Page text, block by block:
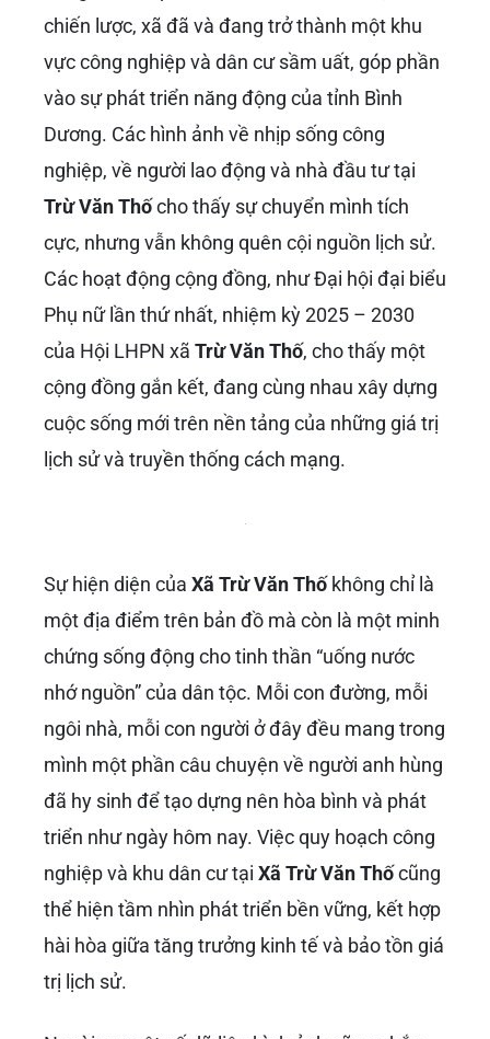
máu xương để giành lấy độc lập, tự do.
Hằng năm, vào ngày 18 tháng 10, kỷ niệm
ngày ông hy sinh, chính quyền và nhân dân địa
phương, đặc biệt là huyện Bàu Bàng, tỉnh Bình
Dương, nơi diễn ra trận đánh lịch sử, đều tổ
chức lễ tưởng niệm trang trọng. Vào năm
2024, huyện Bàu Bàng đã tổ chức lễ tưởng
niệm 61 năm ngày
Thố
hy sinh. Đến năm 2026, chúng ta sẽ kỷ
niệm 63 năm ngày mất của ông, tiếp tục nhắc
nhở các thế hệ về công lao trời biển và tấm
gương sáng ngời của người anh hùng.
Anh Hùng Vĩnh Cửu
Để ghi nhớ công lao to lớn củaAnh hùng Trừ
Văn Thố, một địa danh hành chính đã được
đặt theo tên ông. Đó chính làXã Trừ Văn Thố
thuộc huyện Bàu Bàng, tỉnh Bình Dương. Việc
đặt tên một xã theo tên anh hùng không chỉ là
sự tri ân sâu sắc mà còn là cách để tên tuổi,
tấm gương của ông được sống mãi cùng cộng
đồng, để mỗi người dân nơi đây luôn tự hào và
ghi nhớ về nguồn gốc, về lịch sử hào hùng của
quê hương.
Xã Trừ Văn Thố
ngày nay là một vùng đất